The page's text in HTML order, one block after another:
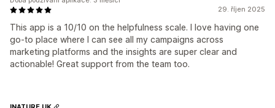
29. říjen 2025
This app is a 10/10 on the helpfulness scale. I love having one
go-to place where I can see all my campaigns across
marketing platforms and the insights are super clear and
actionable! Great support from the team too.